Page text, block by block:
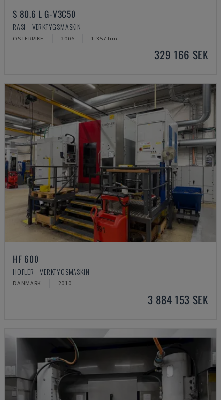
S 80.6 L G-V3C50
RASI - VERKTYGSMASKIN
ÖSTERRIKE 2006 1.357 tim.
329 166 SEK
HF 600
HOFLER - VERKTYGSMASKIN
DANMARK 2010
3 884 153 SEK